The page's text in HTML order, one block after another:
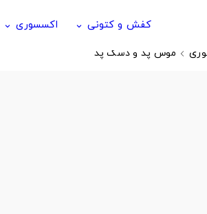
کفش و کتونی keyboard_arrow_down اکسسوری keyboard_arrow_down
موس پد و دسک پد